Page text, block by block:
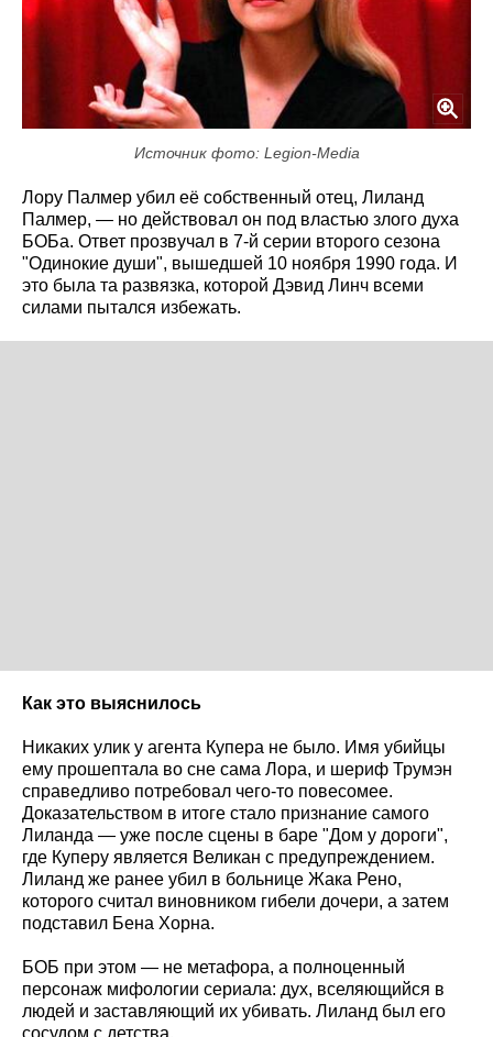
Источник фото: Legion-Media
Лору Палмер убил её собственный отец, Лиланд
Палмер, — но действовал он под властью злого духа
БОБа. Ответ прозвучал в 7-й серии второго сезона
"Одинокие души", вышедшей 10 ноября 1990 года. И
это была та развязка, которой Дэвид Линч всеми
силами пытался избежать.
Как это выяснилось
Никаких улик у агента Купера не было. Имя убийцы
ему прошептала во сне сама Лора, и шериф Трумэн
справедливо потребовал чего-то повесомее.
Доказательством в итоге стало признание самого
Лиланда — уже после сцены в баре "Дом у дороги",
где Куперу является Великан с предупреждением.
Лиланд же ранее убил в больнице Жака Рено,
которого считал виновником гибели дочери, а затем
подставил Бена Хорна.
БОБ при этом — не метафора, а полноценный
персонаж мифологии сериала: дух, вселяющийся в
людей и заставляющий их убивать. Лиланд был его
сосудом с детства.